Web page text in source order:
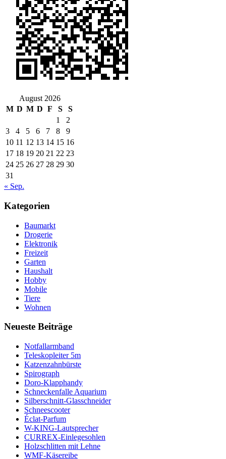
August 2026
M D M D F S
S
1
2
3
4 5 6 7 8
9
10 11 12 13 14 15 16
17 18 19 20 21 22 23
24 25 26 27 28 29 30
31
« Sep.
Kategorien
Baumarkt
Drogerie
Elektronik
Freizeit
Garten
Haushalt
Hobby
Mobile
Tiere
Wohnen
Neueste Beiträge
Notfallarmband
Teleskopleiter 5m
Katzenzahnbürste
Spirograph
Doro-Klapphandy
Schneckenfalle Aquarium
Silberschnitt-Glasschneider
Schneescooter
Éclat-Parfum
W-KING-Lautsprecher
CURREX-Einlegesohlen
Holzschlitten mit Lehne
WMF-Käsereibe